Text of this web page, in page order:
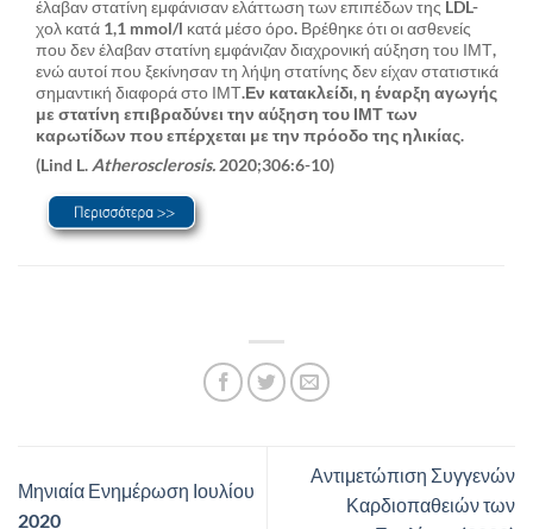
έλαβαν στατίνη εμφάνισαν ελάττωση των επιπέδων της LDL-
χολ κατά 1,1 mmol/l κατά μέσο όρο. Βρέθηκε ότι οι ασθενείς
που δεν έλαβαν στατίνη εμφάνιζαν διαχρονική αύξηση του ΙΜΤ,
ενώ αυτοί που ξεκίνησαν τη λήψη στατίνης δεν είχαν στατιστικά
σημαντική διαφορά στο ΙΜΤ.Εν κατακλείδι, η έναρξη αγωγής
με στατίνη επιβραδύνει την αύξηση του ΙΜΤ των
καρωτίδων που επέρχεται με την πρόοδο της ηλικίας.
(Lind L. Atherosclerosis. 2020;306:6-10)
Μηνιαία Ενημέρωση Ιουλίου
2020
Αντιμετώπιση Συγγενών
Καρδιοπαθειών των